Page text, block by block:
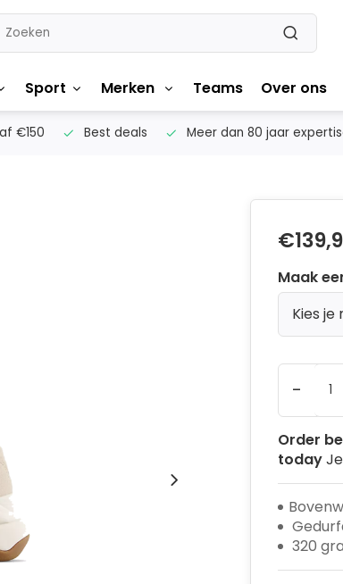
Sport Merken Teams Over ons
€150 Best deals Meer dan 80 jaar
Maak
Kies je
-
Order
today
320